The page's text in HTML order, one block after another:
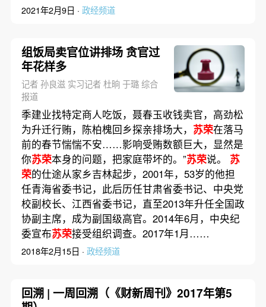
2021年2月9日 · 政经频道
组饭局卖官位讲排场 贪官过
年花样多
记者 孙良滋 实习记者 杜晌 于璐 综合
报道
季建业找特定商人吃饭，聂春玉收钱卖官，高劲松
为升迁行贿，陈柏槐回乡探亲排场大， 苏荣在落马
前的春节惴惴不安……影响受贿数额巨大，显然是
你苏荣本身的问题，把家庭带坏的。”苏荣说。 苏
荣的仕途从家乡吉林起步，2001年，53岁的他担
任青海省委书记，此后历任甘肃省委书记、中央党
校副校长、江西省委书记，直至2013年升任全国政
协副主席，成为副国级高官。2014年6月，中央纪
委宣布苏荣接受组织调查。2017年1月……
2018年2月15日 · 政经频道
回溯 | 一周回溯（《财新周刊》2017年第5